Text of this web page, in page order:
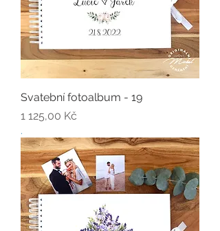
Svatební fotoalbum - 19
Cena
1 125,00 Kč
.